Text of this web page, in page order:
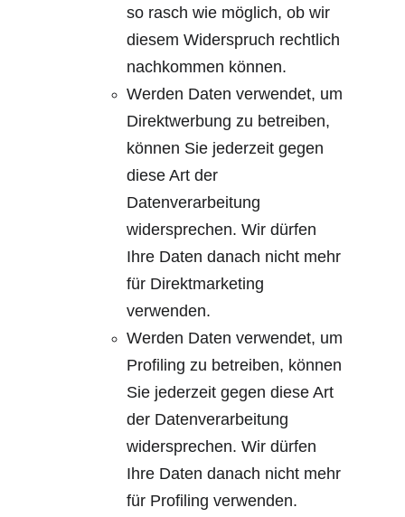
so rasch wie möglich, ob wir
diesem Widerspruch rechtlich
nachkommen können.
Werden Daten verwendet, um
Direktwerbung zu betreiben,
können Sie jederzeit gegen
diese Art der
Datenverarbeitung
widersprechen. Wir dürfen
Ihre Daten danach nicht mehr
für Direktmarketing
verwenden.
Werden Daten verwendet, um
Profiling zu betreiben, können
Sie jederzeit gegen diese Art
der Datenverarbeitung
widersprechen. Wir dürfen
Ihre Daten danach nicht mehr
für Profiling verwenden.